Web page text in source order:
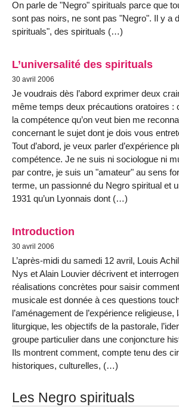
On parle de "Negro" spirituals parce que
sont pas noirs, ne sont pas "Negro". Il y a
spirituals", des spirituals (…)
L’universalité des spirituals
30 avril 2006
Je voudrais dès l’abord exprimer deux
même temps deux précautions oratoires :
la compétence qu’on veut bien me
concernant le sujet dont je dois vous
Tout d’abord, je veux parler d’expérience
compétence. Je ne suis ni sociologue ni
par contre, je suis un "amateur" au sens
terme, un passionné du Negro spiritual et
1931 qu’un Lyonnais dont (…)
Introduction
30 avril 2006
L’après-midi du samedi 12 avril, Louis
Nys et Alain Louvier décrivent et
réalisations concrètes pour saisir
musicale est donnée à ces questions
l’aménagement de l’expérience
liturgique, les objectifs de la pastorale,
groupe particulier dans une conjoncture
Ils montrent comment, compte tenu des
historiques, culturelles, (…)
Les Negro spirituals